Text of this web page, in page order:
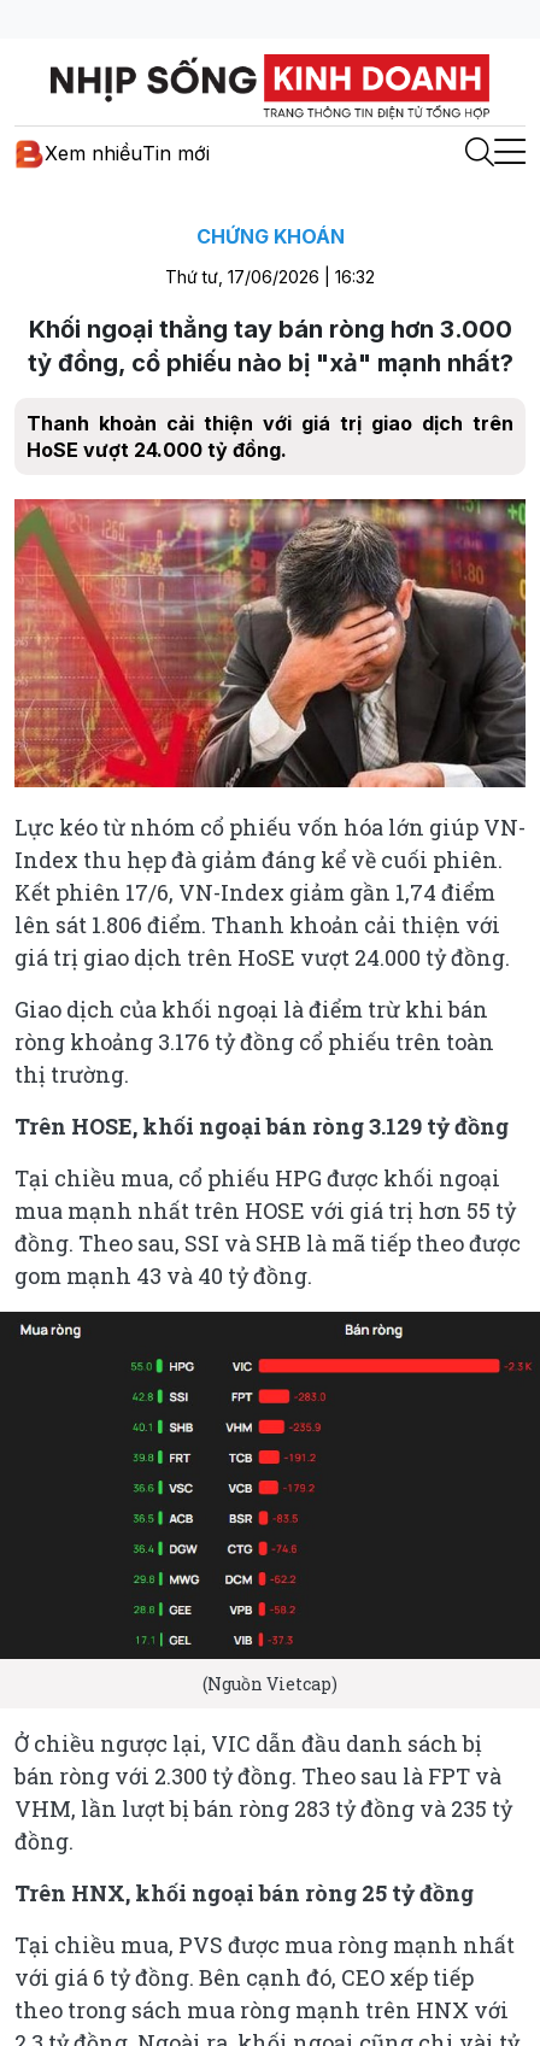
Xem nhiềuTin mới
CHỨNG KHOÁN
Thứ tư, 17/06/2026 | 16:32
Khối ngoại thẳng tay bán ròng hơn 3.000
tỷ đồng, cổ phiếu nào bị "xả" mạnh nhất?
Thanh khoản cải thiện với giá trị giao dịch trên
HoSE vượt 24.000 tỷ đồng.
Lực kéo từ nhóm cổ phiếu vốn hóa lớn giúp VN-
Index thu hẹp đà giảm đáng kể về cuối phiên.
Kết phiên 17/6, VN-Index giảm gần 1,74 điểm
lên sát 1.806 điểm. Thanh khoản cải thiện với
giá trị giao dịch trên HoSE vượt 24.000 tỷ đồng.
Giao dịch của khối ngoại là điểm trừ khi bán
ròng khoảng 3.176 tỷ đồng cổ phiếu trên toàn
thị trường.
Trên HOSE, khối ngoại bán ròng 3.129 tỷ đồng
Tại chiều mua, cổ phiếu HPG được khối ngoại
mua mạnh nhất trên HOSE với giá trị hơn 55 tỷ
đồng. Theo sau, SSI và SHB là mã tiếp theo được
gom mạnh 43 và 40 tỷ đồng.
(Nguồn Vietcap)
Ở chiều ngược lại, VIC dẫn đầu danh sách bị
bán ròng với 2.300 tỷ đồng. Theo sau là FPT và
VHM, lần lượt bị bán ròng 283 tỷ đồng và 235 tỷ
đồng.
Trên HNX, khối ngoại bán ròng 25 tỷ đồng
Tại chiều mua, PVS được mua ròng mạnh nhất
với giá 6 tỷ đồng. Bên cạnh đó, CEO xếp tiếp
theo trong sách mua ròng mạnh trên HNX với